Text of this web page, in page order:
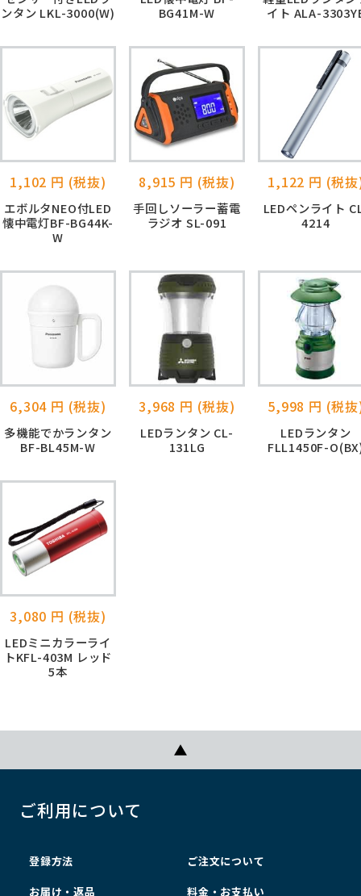
ンタン LKL-3000(W)
BG41M-W
イト ALA-
1,102 円 (税抜)
エボルタNEO付LED
懐中電灯BF-BG44K-
W
8,915 円 (税抜)
手回しソーラー蓄電
ラジオ SL-091
1,122 円 (税
LEDペンライト
4214
6,304 円 (税抜)
多機能でかランタン
BF-BL45M-W
3,968 円 (税抜)
LEDランタン CL-
131LG
5,998 円 (税
LEDランタン
FLL1450F-
3,080 円 (税抜)
LEDミニカラーライ
トKFL-403M レッド
5本
ご利用について
登録方法 ご注文について
お届け・返品 料金・お支払い